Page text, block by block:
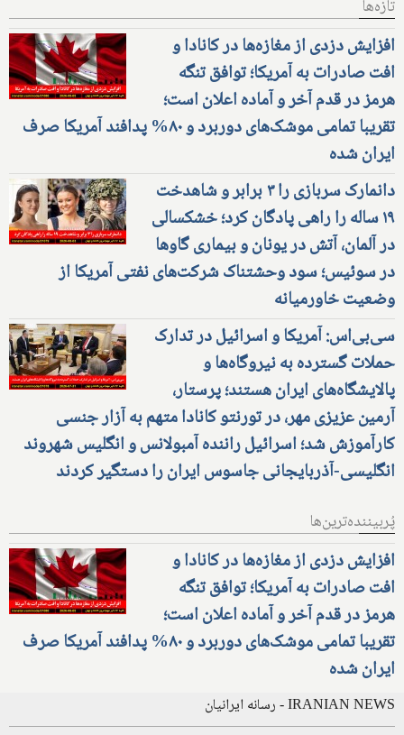
تازه‌ها
افزایش دزدی از مغازه‌ها در کانادا و
افت صادرات به آمریکا؛ توافق تنگه
هرمز در قدم آخر و آماده اعلان است؛
تقریبا تمامی موشک‌های دوربرد و ۸۰% پدافند آمریکا صرف
ایران شده
دانمارک سربازی را ۳ برابر و شاهدخت
۱۹ ساله را راهی پادگان کرد؛ خشکسالی
در آلمان، آتش در یونان و بیماری گاوها
در سوئیس؛ سود وحشتناک شرکت‌های نفتی آمریکا از
وضعیت خاورمیانه
سی‌بی‌اس: آمریکا و اسرائیل در تدارک
حملات گسترده به نیروگاه‌ها و
پالایشگاه‌های ایران هستند؛ پرستار،
آرمین عزیزی مهر، در تورنتو کانادا متهم به آزار جنسی
کارآموزش شد؛ اسرائیل راننده آمبولانس و انگلیس شهروند
انگلیسی-آذربایجانی جاسوس ایران را دستگیر کردند
پُربیننده‌ترین‌ها
افزایش دزدی از مغازه‌ها در کانادا و
افت صادرات به آمریکا؛ توافق تنگه
هرمز در قدم آخر و آماده اعلان است؛
تقریبا تمامی موشک‌های دوربرد و ۸۰% پدافند آمریکا صرف
ایران شده
IRANIAN NEWS - رسانه ایرانیان